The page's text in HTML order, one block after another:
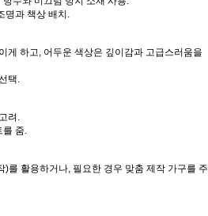
명과 책상 배치.
게 하고, 어두운 색상은 깊이감과 고급스러움을
택.
려.
를 줌.
를 활용하거나, 필요한 경우 맞춤 제작 가구를 주